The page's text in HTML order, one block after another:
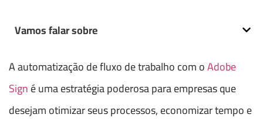
Vamos falar sobre
A automatização de fluxo de trabalho com oAdobe
Signé uma estratégia poderosa para empresas que
desejam otimizar seus processos, economizar tempo e